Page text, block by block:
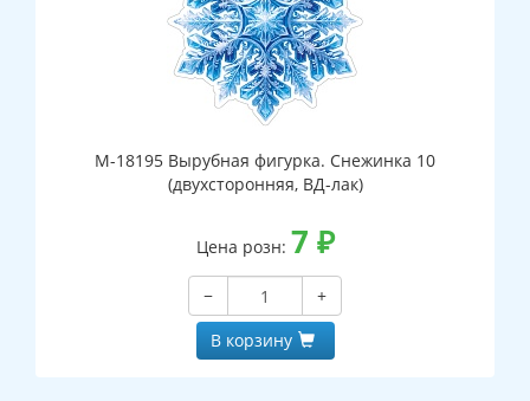
М-18195 Вырубная фигурка. Снежинка 10
(двухсторонняя, ВД-лак)
Цена розн: 7 ₽
−
+
В корзину